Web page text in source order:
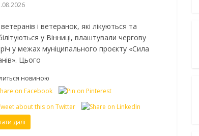
і ветеранок, які лікуються та
у Вінниці, влаштували чергову
у межах муніципального проєкту «Сила
Цього
новиною
далі